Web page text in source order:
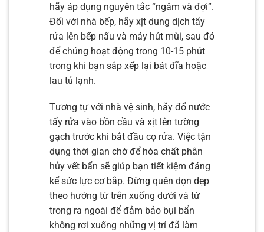
hãy áp dụng nguyên tắc “ngâm và đợi”.
Đối với nhà bếp, hãy xịt dung dịch tẩy
rửa lên bếp nấu và máy hút mùi, sau đó
để chúng hoạt động trong 10-15 phút
trong khi bạn sắp xếp lại bát đĩa hoặc
lau tủ lạnh.
Tương tự với nhà vệ sinh, hãy đổ nước
tẩy rửa vào bồn cầu và xịt lên tường
gạch trước khi bắt đầu cọ rửa. Việc tận
dụng thời gian chờ để hóa chất phân
hủy vết bẩn sẽ giúp bạn tiết kiệm đáng
kể sức lực cơ bắp. Đừng quên dọn dẹp
theo hướng từ trên xuống dưới và từ
trong ra ngoài để đảm bảo bụi bẩn
không rơi xuống những vị trí đã làm